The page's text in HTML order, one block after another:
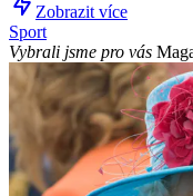
Zobrazit více
Sport
Vybrali jsme pro vás